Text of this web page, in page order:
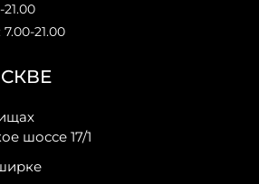
шоссе 17/1
21.00